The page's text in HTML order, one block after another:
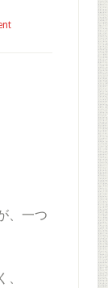
、一つ